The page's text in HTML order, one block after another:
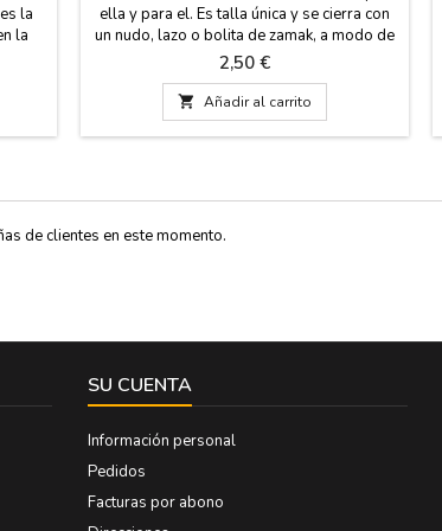
la
la
en
Es
la
ella y para el. Es talla única y se cierra con
un nudo, lazo o bolita de zamak, a modo de
pasador que va incluida. Medidas: 30 cm
por 1,5 de ancho y lleva el pasador
Precio
2,50 €
 Añadir al carrito
de clientes en este momento.
SU CUENTA
Información personal
Pedidos
Facturas por abono